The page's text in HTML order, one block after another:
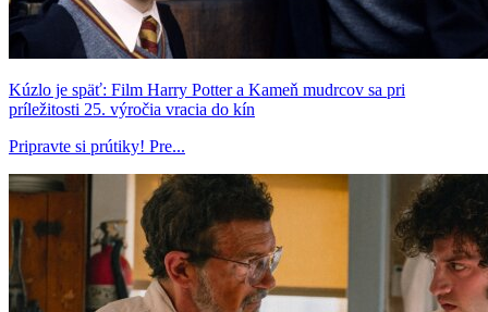
Kúzlo je späť: Film Harry Potter a Kameň mudrcov sa pri
príležitosti 25. výročia vracia do kín
Pripravte si prútiky! Pre...